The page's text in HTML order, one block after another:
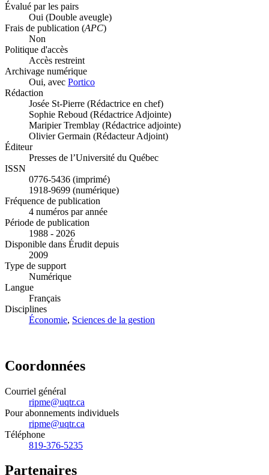
Évalué par les pairs
Oui (Double aveugle)
Frais de publication (APC)
Non
Politique d'accès
Accès restreint
Archivage numérique
Oui, avec Portico
Rédaction
Josée St-Pierre (Rédactrice en chef)
Sophie Reboud (Rédactrice Adjointe)
Maripier Tremblay (Rédactrice adjointe)
Olivier Germain (Rédacteur Adjoint)
Éditeur
Presses de l’Université du Québec
ISSN
0776-5436 (imprimé)
1918-9699 (numérique)
Fréquence de publication
4 numéros par année
Période de publication
1988 - 2026
Disponible dans Érudit depuis
2009
Type de support
Numérique
Langue
Français
Disciplines
Économie, Sciences de la gestion
Coordonnées
Courriel général
ripme@uqtr.ca
Pour abonnements individuels
ripme@uqtr.ca
Téléphone
819-376-5235
Partenaires